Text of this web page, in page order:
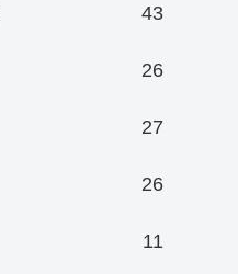
43
26
27
26
11